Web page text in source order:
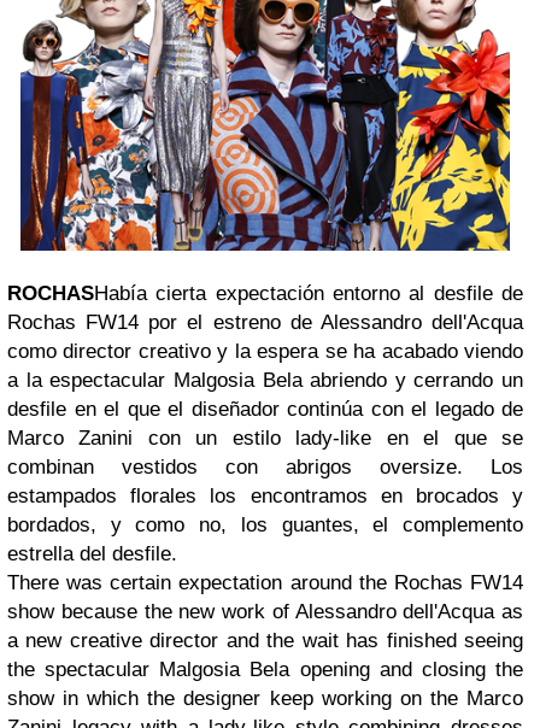
ROCHASHabía cierta expectación entorno al desfile de
Rochas FW14 por el estreno de Alessandro dell'Acqua
como director creativo y la espera se ha acabado viendo
a la espectacular Malgosia Bela abriendo y cerrando un
desfile en el que el diseñador continúa con el legado de
Marco Zanini con un estilo lady-like en el que se
combinan vestidos con abrigos oversize. Los
estampados florales los encontramos en brocados y
bordados, y como no, los guantes, el complemento
estrella del desfile.
There was certain expectation around the Rochas FW14
show because the new work of Alessandro dell'Acqua as
a new creative director and the wait has finished seeing
the spectacular Malgosia Bela opening and closing the
show in which the designer keep working on the Marco